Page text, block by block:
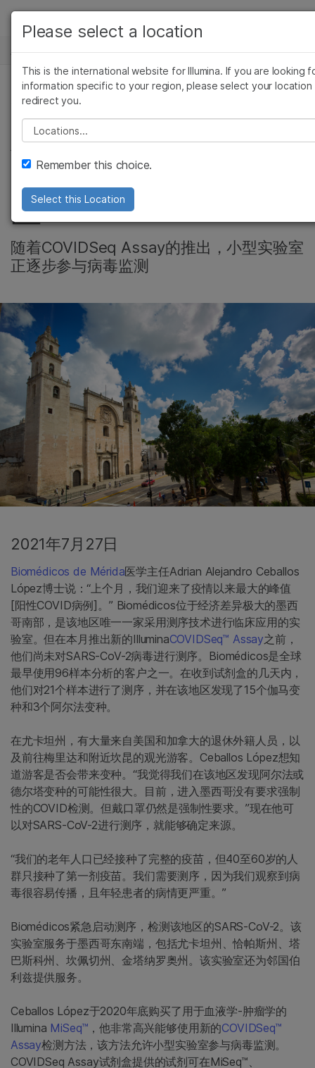
Skip to content
解决方案
学习
公司
支持
推荐内容链接
新闻中心
实验分析方法, 社区, 微生物基因组学, 细胞和分子生物学
将COVID监测能力应
用于大城市以外的地
区
随着COVIDSeq Assay的推出，小型实验室
正逐步参与病毒监测
2021年7月27日
Biomédicos de Mérida医学主任Adrian Alejandro Ceballos
López博士说：“上个月，我们迎来了疫情以来最大的峰值
[阳性COVID病例]。” Biomédicos位于经济差异极大的墨西
哥南部，是该地区唯一一家采用测序技术进行临床应用的实
验室。但在本月推出新的IlluminaCOVIDSeq™ Assay之前，
他们尚未对SARS-CoV-2病毒进行测序。Biomédicos是全球
最早使用96样本分析的客户之一。在收到试剂盒的几天内，
他们对21个样本进行了测序，并在该地区发现了15个伽马变
种和3个阿尔法变种。
在尤卡坦州，有大量来自美国和加拿大的退休外籍人员，以
及前往梅里达和附近坎昆的观光游客。Ceballos López想知
道游客是否会带来变种。“我觉得我们在该地区发现阿尔法或
德尔塔变种的可能性很大。目前，进入墨西哥没有要求强制
性的COVID检测。但戴口罩仍然是强制性要求。”现在他可
以对SARS-CoV-2进行测序，就能够确定来源。
“我们的老年人口已经接种了完整的疫苗，但40至60岁的人
群只接种了第一剂疫苗。我们需要测序，因为我们观察到病
毒很容易传播，且年轻患者的病情更严重。”
Biomédicos紧急启动测序，检测该地区的SARS-CoV-2。该
实验室服务于墨西哥东南端，包括尤卡坦州、恰帕斯州、塔
巴斯科州、坎佩切州、金塔纳罗奥州。该实验室还为邻国伯
利兹提供服务。
Ceballos López于2020年底购买了用于血液学-肿瘤学的
Illumina MiSeq™ ，他非常高兴能够使用新的COVIDSeq™
Assay检测方法，该方法允许小型实验室参与病毒监测。
COVIDSeq Assay试剂盒提供的试剂可在MiSeq™、
查看更多相关内容。选择您感兴趣的领域:
癌症研究
微生物学
农业基因组学
复杂疾病
临床肿瘤学
遗传病和罕见病
Please select a location
This is the international website for Illumina. If you are looking
information specific to your region, please select your location
redirect you.
Please select a location
Remember this choice.
Select this Location